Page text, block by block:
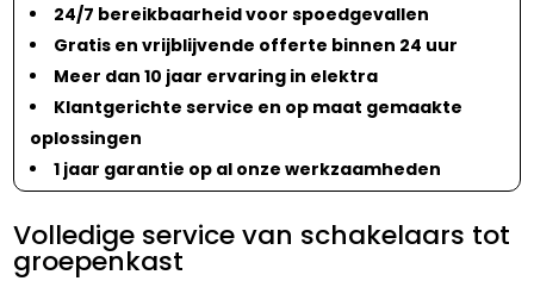
24/7 bereikbaarheid voor spoedgevallen
Gratis en vrijblijvende offerte binnen 24 uur
Meer dan 10 jaar ervaring in elektra
Klantgerichte service en op maat gemaakte
oplossingen
1 jaar garantie op al onze werkzaamheden
Volledige service van schakelaars tot
groepenkast